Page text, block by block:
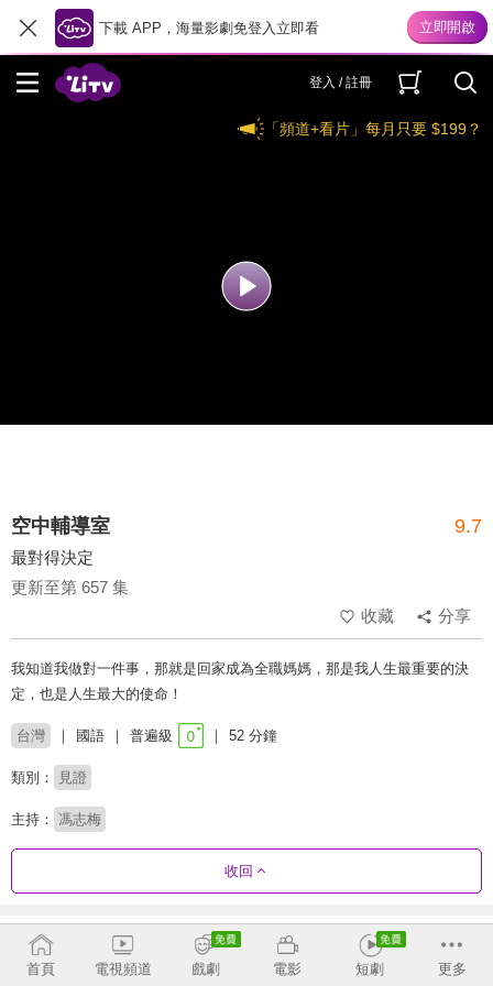
下載 APP，海量影劇免登入立即看
登入 / 註冊
「頻道+看片」每月只要 $199？
空中輔導室 9.7
最對得決定
更新至第 657 集
收藏
分享
我知道我做對一件事，那就是回家成為全職媽媽，那是我人生最重要的決
定，也是人生最大的使命！
台灣 國語 普遍級 52 分鐘
類別： 見證
主持： 馮志梅
收回
劇集列表 反序 收合
632 - 657 587 - 631 542 - 586 497 - 541
首頁 電視頻道 戲劇 電影 短劇 更多